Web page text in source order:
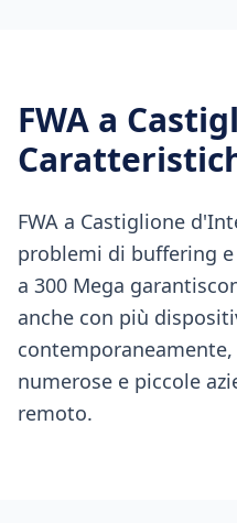
FWA a
FWA a Castiglione
problemi di buffering e
a 300 Mega
anche con più
numerose e piccole
remoto.